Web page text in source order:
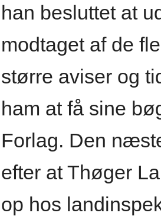
han besluttet at
modtaget af de
større aviser og
ham at få sine
Forlag. Den
efter at Thøger
op hos